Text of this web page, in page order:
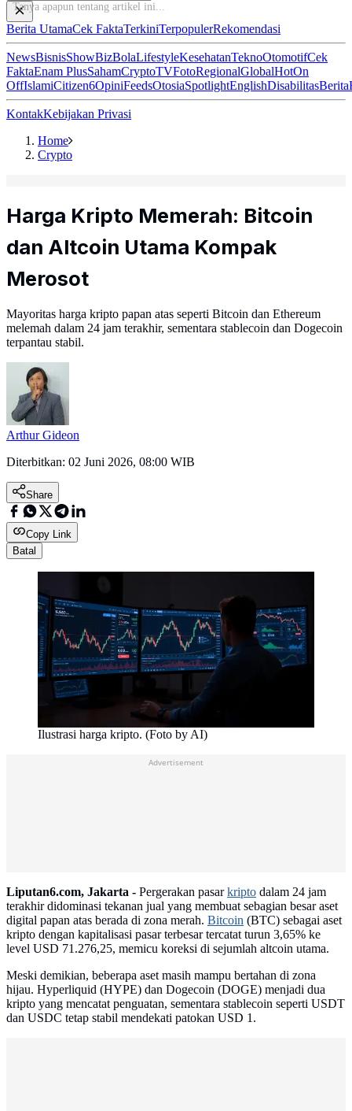
Tanya apapun
Berita UtamaCek FaktaTerkiniTerpopulerRekomendasi
NewsBisnisShowBizBolaLifestyleKesehatanTeknoOtomotifCek
FaktaEnam PlusSahamCryptoTVFotoRegionalGlobalHotOn
OffIslamiCitizen6OpiniFeedsOtosiaSpotlightEnglishDisabilitasBerita
KontakKebijakan Privasi
Home
Crypto
Harga Kripto Memerah: Bitcoin
dan Altcoin Utama Kompak
Merosot
Mayoritas harga kripto papan atas seperti Bitcoin dan Ethereum
melemah dalam 24 jam terakhir, sementara stablecoin dan Dogecoin
terpantau stabil.
Arthur Gideon
Diterbitkan: 02 Juni 2026, 08:00 WIB
Share
Copy Link
Batal
Ilustrasi harga kripto. (Foto by AI)
Advertisement
Liputan6.com, Jakarta - Pergerakan pasarkripto dalam 24 jam
terakhir didominasi tekanan jual yang membuat sebagian besar aset
digital papan atas berada di zona merah. Bitcoin (BTC) sebagai aset
kripto dengan kapitalisasi pasar terbesar tercatat turun 3,65% ke
level USD 71.276,25, memicu koreksi di sejumlah altcoin utama.
Meski demikian, beberapa aset masih mampu bertahan di zona
hijau. Hyperliquid (HYPE) dan Dogecoin (DOGE) menjadi dua
kripto yang mencatat penguatan, sementara stablecoin seperti USDT
dan USDC tetap stabil mendekati patokan USD 1.